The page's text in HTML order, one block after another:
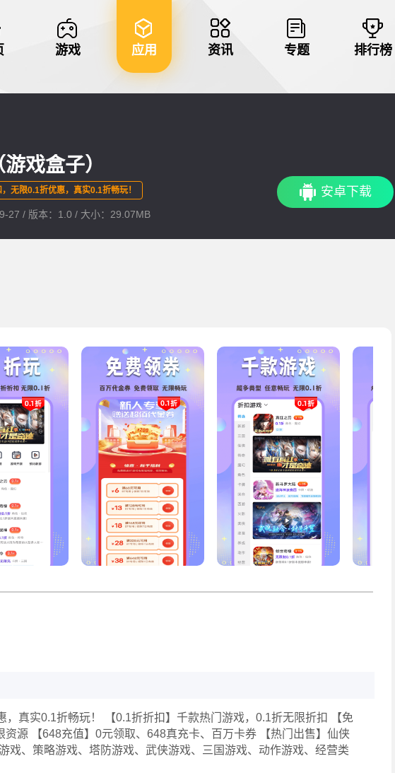
游戏 应用 资讯 专题 排行榜
戏盒子）
无限0.1折优惠，真实0.1折畅玩！
27 / 版本：1.0 / 大小：29.07MB
安卓下载
，真实0.1折畅玩！ 【0.1折折扣】千款热门游戏，0.1折无限折扣 【免
源 【648充值】0元领取、648真充卡、百万卡券 【热门出售】仙侠
戏、策略游戏、塔防游戏、武侠游戏、三国游戏、动作游戏、经营类